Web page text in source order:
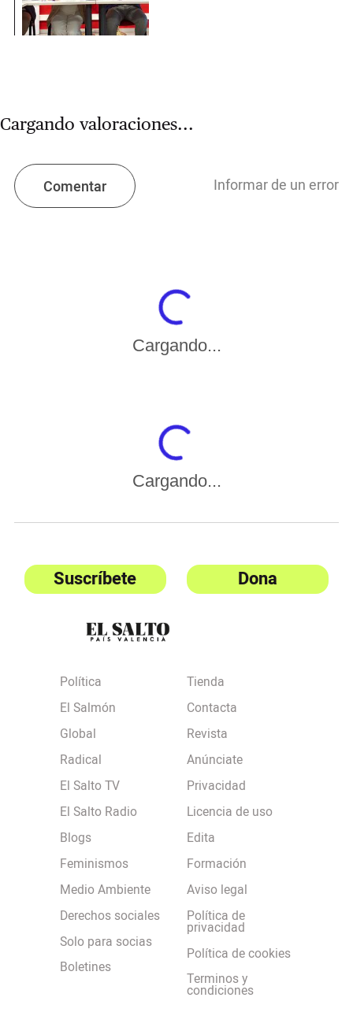
Cargando valoraciones...
Comentar Informar de un error
Cargando...
Cargando...
Suscríbete Dona
Política
El Salmón
Global
Radical
El Salto TV
El Salto Radio
Blogs
Feminismos
Medio Ambiente
Derechos sociales
Solo para socias
Boletines
Tienda
Contacta
Revista
Anúnciate
Privacidad
Licencia de uso
Edita
Formación
Aviso legal
Política de
privacidad
Política de cookies
Terminos y
condiciones